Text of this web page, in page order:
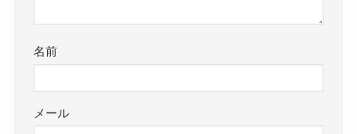
名前
メール